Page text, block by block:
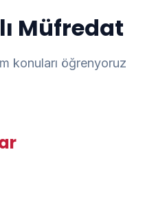
Müfredat
konuları öğrenyoruz